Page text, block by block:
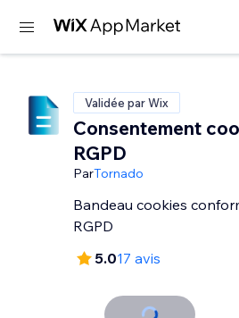
Validée par Wix
Consentement
RGPD
ParTornado
Bandeau cookies
RGPD
5.017 avis